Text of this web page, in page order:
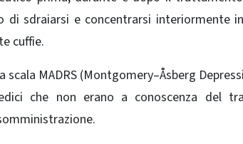
sdraiarsi e concentrarsi interiormente
cuffie.
MADRS (Montgomery–Åsberg
che non erano a conoscenza del